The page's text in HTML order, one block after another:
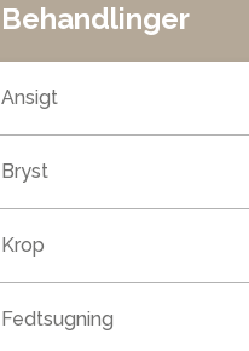
Behandlinger
Ansigt
Bryst
Krop
Fedtsugning